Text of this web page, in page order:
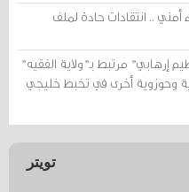
.. انتقادات حادة لملف
إرهابي" مرتبط بـ"ولاية الفقيه"
وحوزوية أخرى في تخبط خليجي
تويتر